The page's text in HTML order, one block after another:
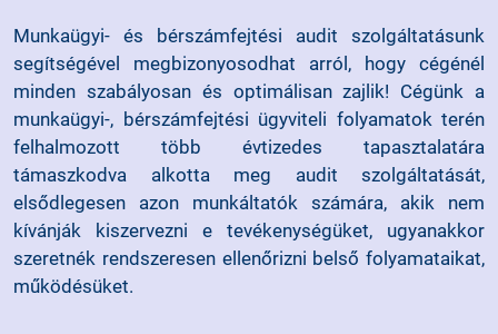
Munkaügyi- és bérszámfejtési audit szolgáltatásunk
segítségével megbizonyosodhat arról, hogy cégénél
minden szabályosan és optimálisan zajlik! Cégünk a
munkaügyi-, bérszámfejtési ügyviteli folyamatok terén
felhalmozott több évtizedes tapasztalatára
támaszkodva alkotta meg audit szolgáltatását,
elsődlegesen azon munkáltatók számára, akik nem
kívánják kiszervezni e tevékenységüket, ugyanakkor
szeretnék rendszeresen ellenőrizni belső folyamataikat,
működésüket.